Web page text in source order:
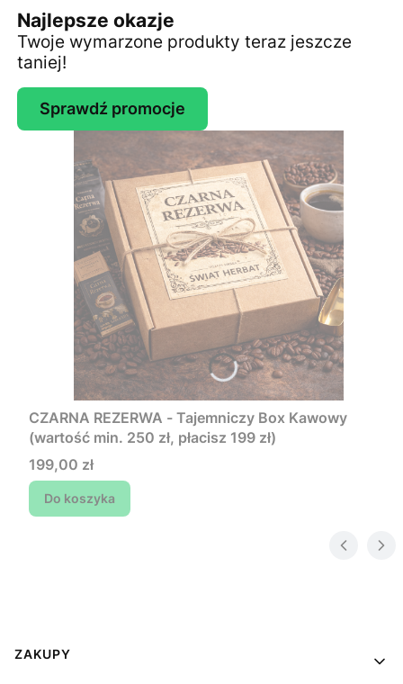
Najlepsze okazje
Twoje wymarzone produkty teraz jeszcze
taniej!
Sprawdź promocje
CZARNA REZERWA - Tajemniczy Box Kawowy
(wartość min. 250 zł, płacisz 199 zł)
Cena
199,00 zł
Do koszyka
Linki w stopce
ZAKUPY